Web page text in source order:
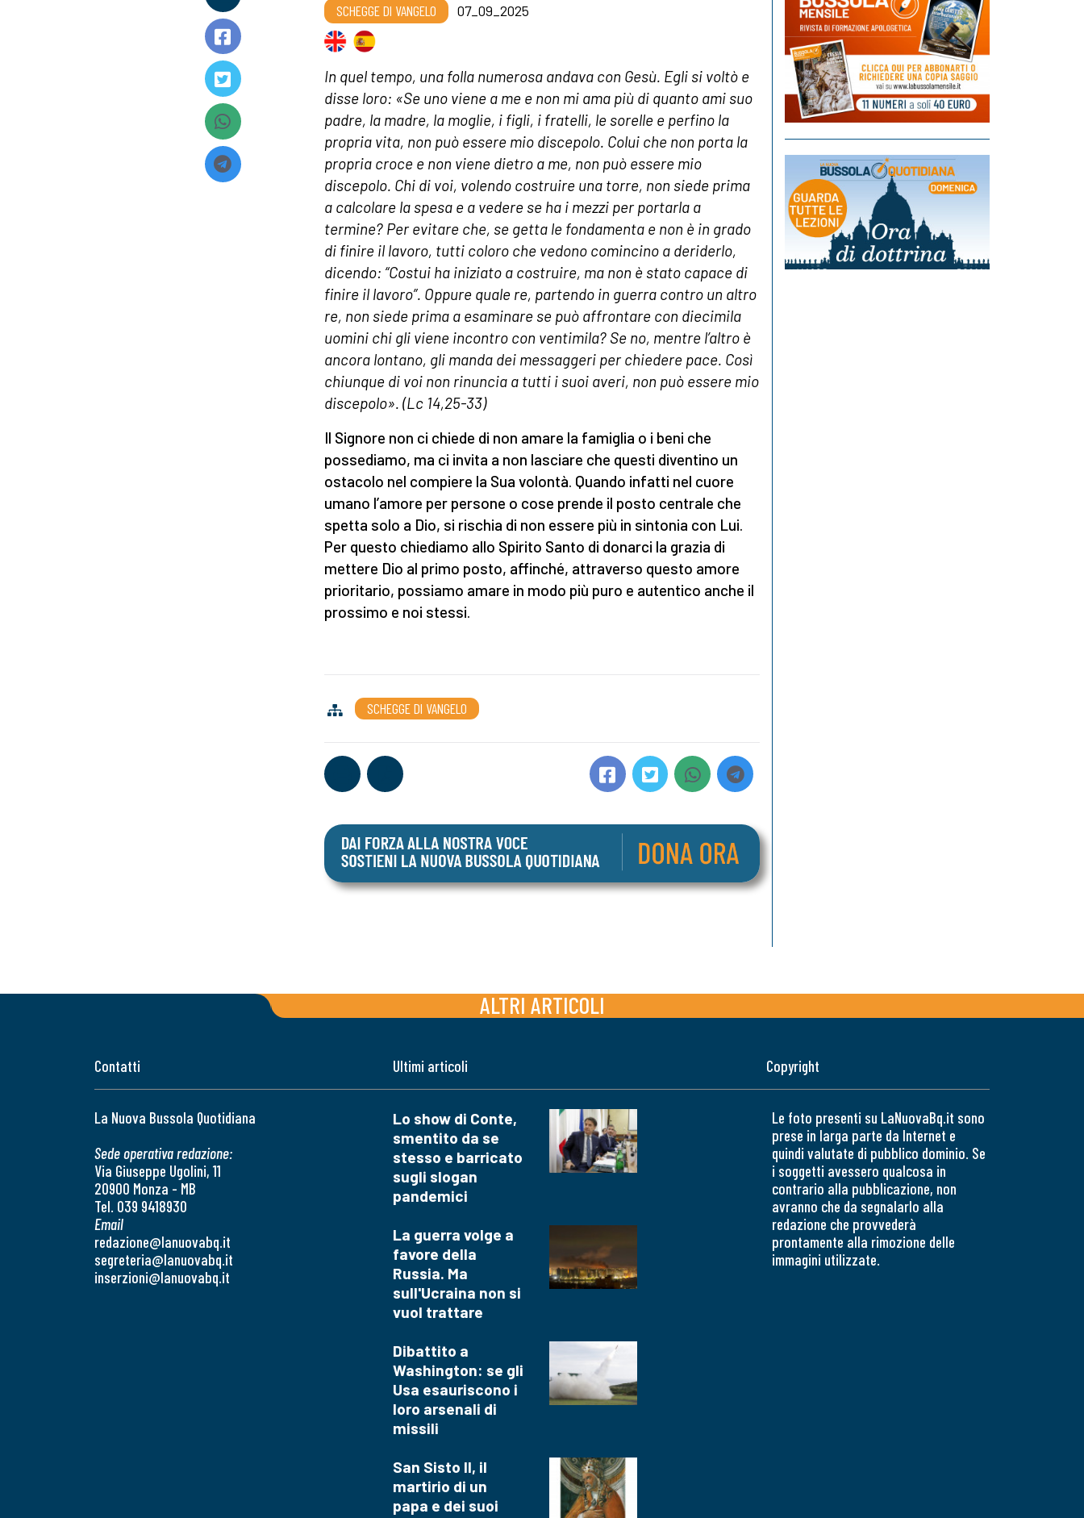
SCHEGGE DI VANGELO 07_09_2025
In quel tempo, una folla numerosa andava con Gesù. Egli si voltò e
disse loro: «Se uno viene a me e non mi ama più di quanto ami suo
padre, la madre, la moglie, i figli, i fratelli, le sorelle e perfino la
propria vita, non può essere mio discepolo. Colui che non porta la
propria croce e non viene dietro a me, non può essere mio
discepolo. Chi di voi, volendo costruire una torre, non siede prima
a calcolare la spesa e a vedere se ha i mezzi per portarla a
termine? Per evitare che, se getta le fondamenta e non è in grado
di finire il lavoro, tutti coloro che vedono comincino a deriderlo,
dicendo: “Costui ha iniziato a costruire, ma non è stato capace di
finire il lavoro”. Oppure quale re, partendo in guerra contro un altro
re, non siede prima a esaminare se può affrontare con diecimila
uomini chi gli viene incontro con ventimila? Se no, mentre l’altro è
ancora lontano, gli manda dei messaggeri per chiedere pace. Così
chiunque di voi non rinuncia a tutti i suoi averi, non può essere mio
discepolo». (Lc 14,25-33)
Il Signore non ci chiede di non amare la famiglia o i beni che
possediamo, ma ci invita a non lasciare che questi diventino un
ostacolo nel compiere la Sua volontà. Quando infatti nel cuore
umano l’amore per persone o cose prende il posto centrale che
spetta solo a Dio, si rischia di non essere più in sintonia con Lui.
Per questo chiediamo allo Spirito Santo di donarci la grazia di
mettere Dio al primo posto, affinché, attraverso questo amore
prioritario, possiamo amare in modo più puro e autentico anche il
prossimo e noi stessi.
SCHEGGE DI VANGELO
ALTRI ARTICOLI
Contatti
La Nuova Bussola Quotidiana
Sede operativa redazione:
Via Giuseppe Ugolini, 11
20900 Monza - MB
Tel. 039 9418930
Email
redazione@lanuovabq.it
segreteria@lanuovabq.it
inserzioni@lanuovabq.it
Ultimi articoli
Lo show di Conte,
smentito da se
stesso e barricato
sugli slogan
pandemici
La guerra volge a
favore della
Russia. Ma
sull'Ucraina non si
vuol trattare
Dibattito a
Washington: se gli
Usa esauriscono i
loro arsenali di
missili
San Sisto II, il
martirio di un
papa e dei suoi
Copyright
Le foto presenti su LaNuovaBq.it sono
prese in larga parte da Internet e
quindi valutate di pubblico dominio. Se
i soggetti avessero qualcosa in
contrario alla pubblicazione, non
avranno che da segnalarlo alla
redazione che provvederà
prontamente alla rimozione delle
immagini utilizzate.